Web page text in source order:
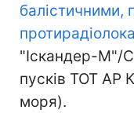
балістичними,
"Іскандер-М"/
пусків ТОТ АР
моря).